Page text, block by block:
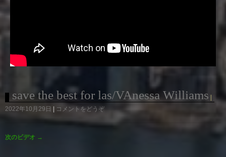
save the best for las/VAnessa Williams
2022年10月29日 コメントをどうぞ
次のビデオ →